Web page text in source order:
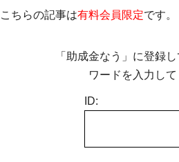
こちらの記事は有料会員限定です。
「助成金なう」に登録
ワードを入力し
ID: